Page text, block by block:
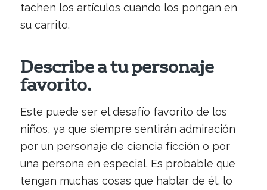
tachen los artículos cuando los pongan en
su carrito.
Describe a tu personaje
favorito.
Este puede ser el desafío favorito de los
niños, ya que siempre sentirán admiración
por un personaje de ciencia ficción o por
una persona en especial. Es probable que
tengan muchas cosas que hablar de él, lo